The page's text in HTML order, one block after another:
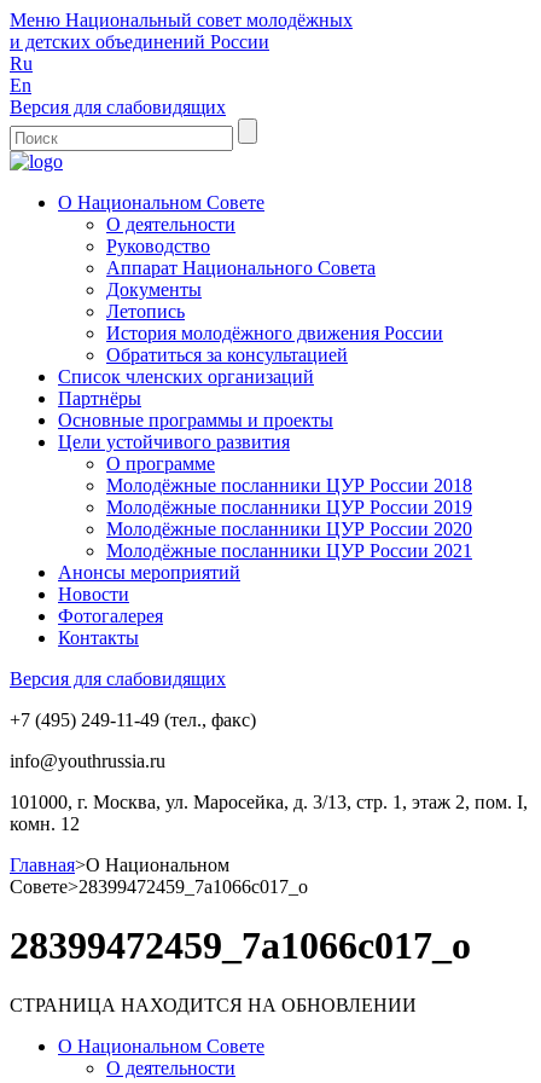
Меню Национальный совет молодёжных
и детских объединений России
Ru
En
Версия для слабовидящих
О Национальном Совете
О деятельности
Руководство
Аппарат Национального Совета
Документы
Летопись
История молодёжного движения России
Обратиться за консультацией
Список членских организаций
Партнёры
Основные программы и проекты
Цели устойчивого развития
О программе
Молодёжные посланники ЦУР России 2018
Молодёжные посланники ЦУР России 2019
Молодёжные посланники ЦУР России 2020
Молодёжные посланники ЦУР России 2021
Анонсы мероприятий
Новости
Фотогалерея
Контакты
Версия для слабовидящих
+7 (495) 249-11-49 (тел., факс)
info@youthrussia.ru
101000, г. Москва, ул. Маросейка, д. 3/13, стр. 1, этаж 2, пом. I,
комн. 12
Главная>О Национальном
Совете>28399472459_7a1066c017_o
28399472459_7a1066c017_o
СТРАНИЦА НАХОДИТСЯ НА ОБНОВЛЕНИИ
О Национальном Совете
О деятельности